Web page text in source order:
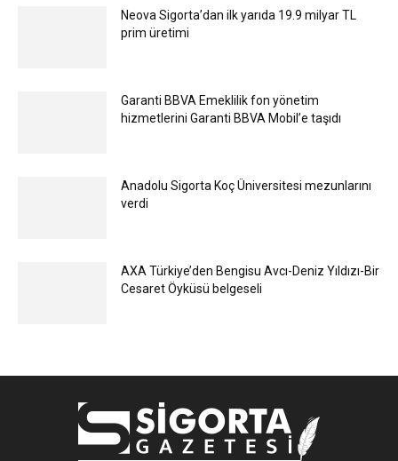
Neova Sigorta’dan ilk yarıda 19.9 milyar TL
prim üretimi
Garanti BBVA Emeklilik fon yönetim
hizmetlerini Garanti BBVA Mobil’e taşıdı
Anadolu Sigorta Koç Üniversitesi mezunlarını
verdi
AXA Türkiye’den Bengisu Avcı-Deniz Yıldızı-Bir
Cesaret Öyküsü belgeseli